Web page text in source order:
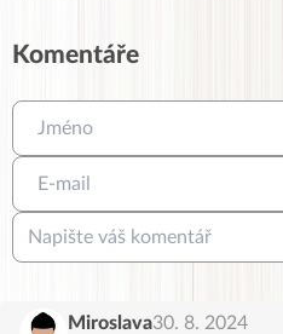
Komentáře
Miroslava30. 8. 2024